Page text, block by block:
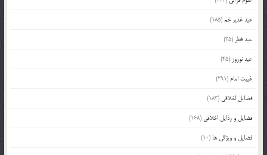
عید غدیر خم(185)
عید فطر (35)
عید نوروز (45)
غیبت امام (291)
فضایل اخلاقی (183)
فضایل و رذایل اخلاقی (168)
فضایل و ویژگی ها (10)